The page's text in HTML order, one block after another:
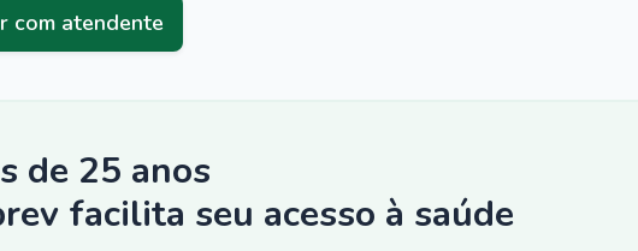
com atendente
de 25 anos
facilita seu acesso à saúde